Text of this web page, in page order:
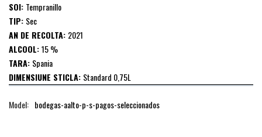
SOI: Tempranillo
TIP: Sec
AN DE RECOLTA: 2021
ALCOOL:15 %
TARA: Spania
DIMENSIUNE STICLA: Standard 0,75L
Model: bodegas-aalto-p-s-pagos-seleccionados